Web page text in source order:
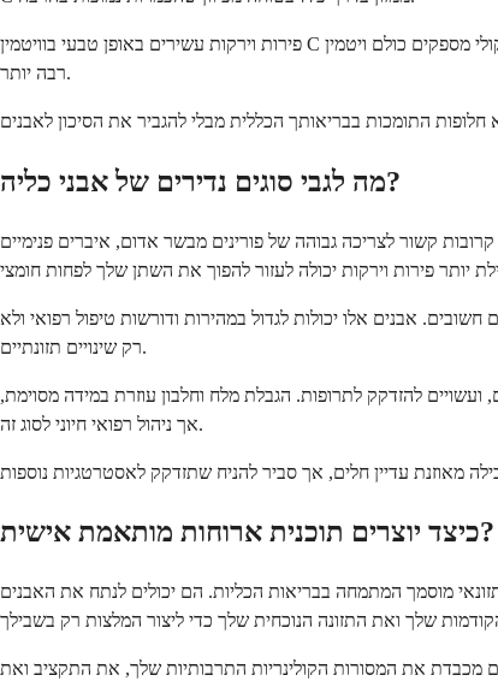
פירות וירקות עשירים באופן טבעי בוויטמין C אינם מדאיגים. תפוזים, תותים, פלפלים וברוקולי מספקים כולם ויטמין C ללא המנה המרוכזת שמגיעה מכדורים. גופך מעבד חומרים תזונתיים המבוססים על מזון באופן שונה ובעדינות
רבה יותר.
מה לגבי סוגים נדירים של אבני כליה?
קשור לצריכה גבוהה של פורינים מבשר אדום, איברים פנימיים
אבנים אלו יכולות לגדול במהירות ודורשות טיפול רפואי ולא
רק שינויים תזונתיים.
עקב מצב גנטי הנקרא ציסטינוריה. אנשים עם מצב זה זקוקים לצריכת נוזלים גבוהה מאוד, לעיתים 4 ליטר ויותר ליום, ועשויים להזדקק לתרופות. הגבלת מלח וחלבון עוזרת במידה מסוימת,
אך ניהול רפואי חיוני לסוג זה.
כיצד יוצרים תוכנית ארוחות מותאמת אישית?
מוסמך המתמחה בבריאות הכליות. הם יכולים לנתח את האבנים
מכבדת את המסורות הקולינריות התרבותיות שלך, את התקציב ואת